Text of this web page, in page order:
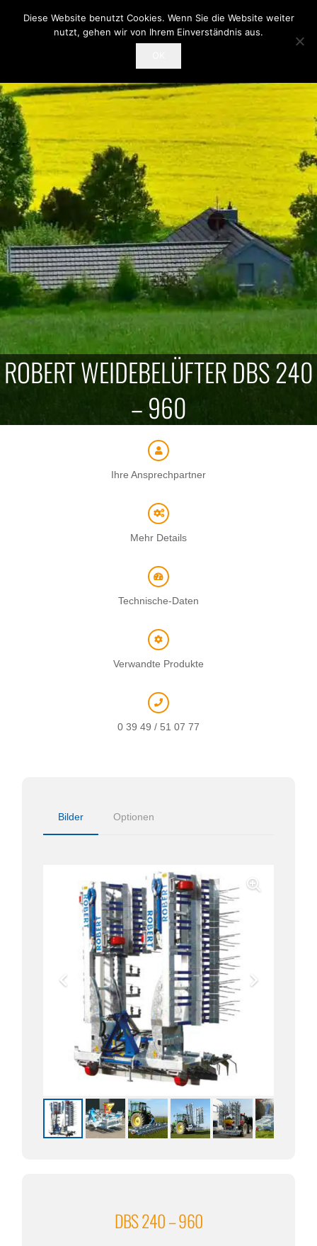
ROBERT WEIDEBELÜFTER DBS 240
– 960
Ihre Ansprechpartner
Mehr Details
Technische-Daten
Verwandte Produkte
0 39 49 / 51 07 77
Bilder Optionen
DBS 240 – 960
Diese Website benutzt Cookies. Wenn Sie die Website weiter
nutzt, gehen wir von Ihrem Einverständnis aus.